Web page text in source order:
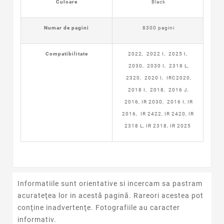
Culoare Black
Numar de pagini 8300 pagini
Compatibilitate 2022, 2022 I, 2025 I,
2030, 2030 I, 2318 L,
2320, 2020 I, IRC2020,
2018 I, 2018, 2016 J,
2016, IR 2030, 2016 I, IR
2016, IR 2422, IR 2420, IR
2318 L, IR 2318, IR 2025
Informatiile sunt orientative si incercam sa pastram
acurateţea lor in acestă pagină. Rareori acestea pot
conţine inadvertenţe. Fotografiile au caracter
informativ.